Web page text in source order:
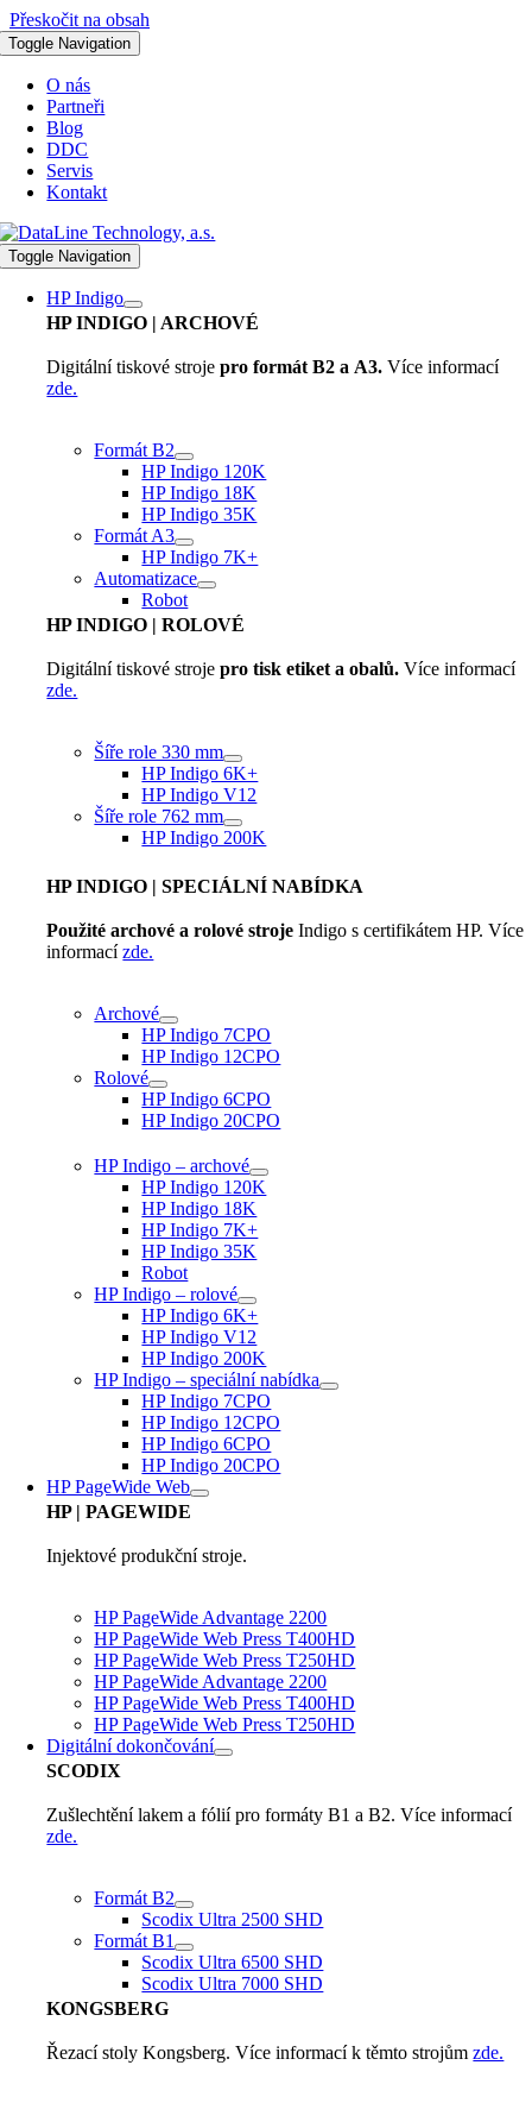
Přeskočit na obsah
Toggle Navigation
O nás
Partneři
Blog
DDC
Servis
Kontakt
Toggle Navigation
HP Indigo
HP INDIGO | ARCHOVÉ
Digitální tiskové strojepro formát B2 a A3. Více informací
zde.
Formát B2
HP Indigo 120K
HP Indigo 18K
HP Indigo 35K
Formát A3
HP Indigo 7K+
Automatizace
Robot
HP INDIGO | ROLOVÉ
Digitální tiskové strojepro tisk etiket a obalů. Více informací
zde.
Šíře role 330 mm
HP Indigo 6K+
HP Indigo V12
Šíře role 762 mm
HP Indigo 200K
HP INDIGO | SPECIÁLNÍ NABÍDKA
Použité archové a rolové stroje Indigo s certifikátem HP. Více
informacízde.
Archové
HP Indigo 7CPO
HP Indigo 12CPO
Rolové
HP Indigo 6CPO
HP Indigo 20CPO
HP Indigo – archové
HP Indigo 120K
HP Indigo 18K
HP Indigo 7K+
HP Indigo 35K
Robot
HP Indigo – rolové
HP Indigo 6K+
HP Indigo V12
HP Indigo 200K
HP Indigo – speciální nabídka
HP Indigo 7CPO
HP Indigo 12CPO
HP Indigo 6CPO
HP Indigo 20CPO
HP PageWide Web
HP| PAGEWIDE
Injektové produkční stroje.
HP PageWide Advantage 2200
HP PageWide Web Press T400HD
HP PageWide Web Press T250HD
HP PageWide Advantage 2200
HP PageWide Web Press T400HD
HP PageWide Web Press T250HD
Digitální dokončování
SCODIX
Zušlechtění lakem a fólií pro formáty B1 a B2. Více informací
zde.
Formát B2
Scodix Ultra 2500 SHD
Formát B1
Scodix Ultra 6500 SHD
Scodix Ultra 7000 SHD
KONGSBERG
Řezací stoly Kongsberg. Více informací k těmto strojůmzde.